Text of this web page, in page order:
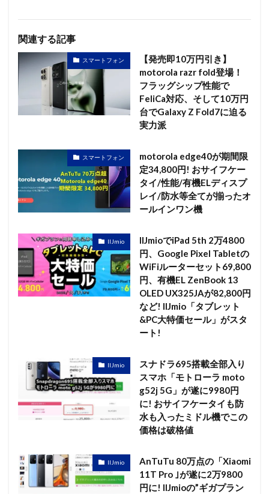
関連する記事
スマートフォン
【発売即10万円引き】
motorola razr fold登場！
フラッグシップ性能で
FeliCa対応、そして10万円
台でGalaxy Z Fold7に迫る
実力派
スマートフォン
motorola edge40が期間限
定34,800円! おサイフケー
タイ/性能/有機ELディスプ
レイ/防水等全てが揃ったオ
ールインワン機
IIJmio
IIJmioでiPad 5th 2万4800
円、Google Pixel Tabletの
WiFiルーターセット69,800
円、有機EL ZenBook 13
OLED UX325JAが82,800円
など! IIJmio「タブレット
&PC大特価セール」がスタ
ート!
IIJmio
スナドラ695搭載全部入り
スマホ「モトローラ moto
g52j 5G」が遂に9980円
に! おサイフケータイも防
水も入ったミドル機でこの
価格は破格値
IIJmio
AnTuTu 80万点の「Xiaomi
11T Pro ｣が遂に2万9800
円に! IIJmioの”ギガプラン